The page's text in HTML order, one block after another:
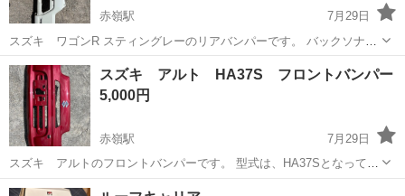
赤嶺駅
7月29日
スズキ ワゴンR スティングレーのリアバンパーです。 バックソナー
の穴が2つ空いています。 型式は、MH35SとMH55Sです。 グレード
や年式などによって、 デザインが異なる場合があるので、画像でご確
認ください。 また、画...
沖縄 豊見城市 赤嶺駅 外装、車外用品
スズキ アルト HA37S フロントバンパー
5,000円
赤嶺駅
7月29日
スズキ アルトのフロントバンパーです。 型式は、HA37Sとなってい
ますが、 グレードや年式などによって、 デザインが異なる場合がある
沖縄 豊見城市 赤嶺駅